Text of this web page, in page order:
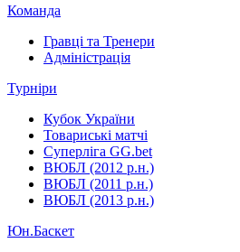
Команда
Гравці та Тренери
Адміністрація
Турніри
Кубок України
Товариські матчі
Суперліга GG.bet
ВЮБЛ (2012 р.н.)
ВЮБЛ (2011 р.н.)
ВЮБЛ (2013 р.н.)
Юн.Баскет